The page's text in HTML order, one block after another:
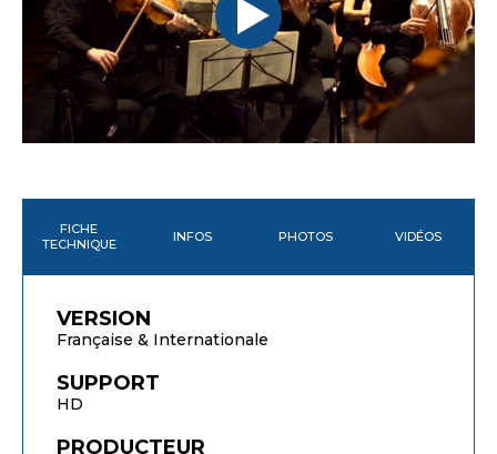
FICHE
TECHNIQUE
INFOS PHOTOS VIDÉOS
VERSION
Française & Internationale
SUPPORT
HD
PRODUCTEUR